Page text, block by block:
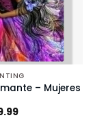
– Mujeres